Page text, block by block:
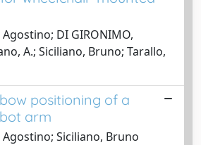
Agostino; DI GIRONIMO,
A.; Siciliano, Bruno; Tarallo,
positioning of a
arm
Agostino; Siciliano, Bruno